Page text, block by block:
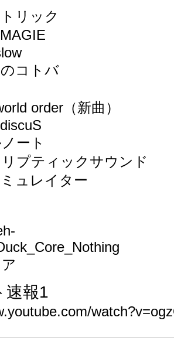
リック
コトバ
order（新曲）
ート
プティックサウンド
ュレイター
速報1